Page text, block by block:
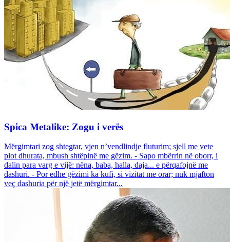
Spica Metalike: Zogu i verës
Mërgimtari zog shtegtar, vjen n’vendlindje fluturim; sjell me vete
plot dhurata, mbush shtëpinë me gëzim. - Sapo mbërrin në oborr, i
dalin para varg e vijë: nëna, baba, halla, daja... e përqafojnë me
dashuri. - Por edhe gëzimi ka kufi, si vizitat me orar; nuk mjafton
veç dashuria për një jetë mërgimtar...